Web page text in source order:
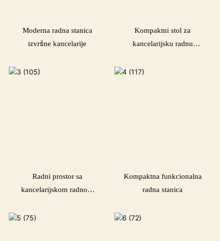
Moderna radna stanica
izvršne kancelarije
Kompaktni stol za
kancelarijsku radnu
Radni prostor sa
kancelarijskom radnom
Kompaktna funkcionalna
radna stanica